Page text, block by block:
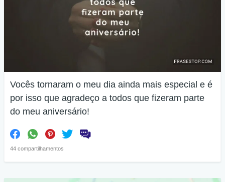
Vocês tornaram o meu dia ainda mais especial e é
por isso que agradeço a todos que fizeram parte
do meu aniversário!
44 compartilhamentos